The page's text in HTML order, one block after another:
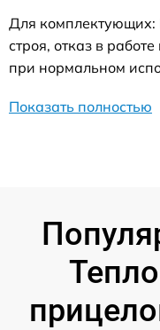
Для
строя, отказ в
при нормальном
Показать полностью